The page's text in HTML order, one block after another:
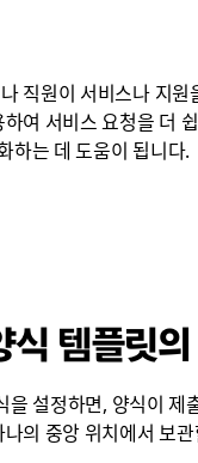
직원이 서비스나 지
여 서비스 요청을 더
하는 데 도움이 됩니다.
식 템플릿
설정하면, 양식이
의 중앙 위치에서 보